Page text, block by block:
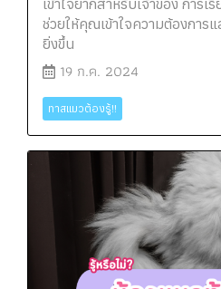
ช่วยให้คุณเข้าใจความต้องการ
ยิ่งขึ้น
19 ก.ค. 2024
ทาสแมวต้องรู้!!